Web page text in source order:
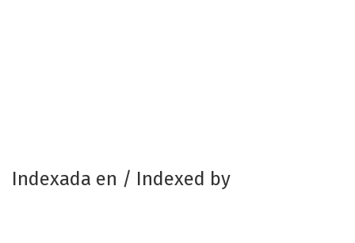
Indexada en / Indexed by